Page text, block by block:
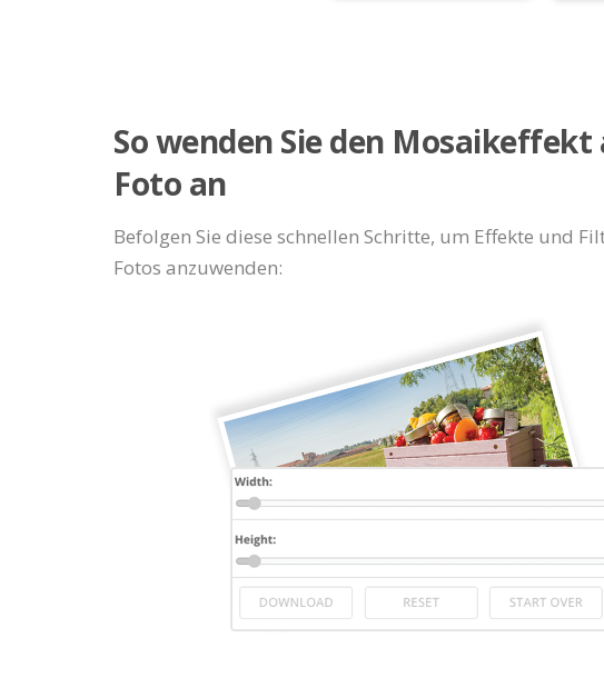
So wenden Sie den Mosaikeffekt
Foto an
Befolgen Sie diese schnellen Schritte, um Effekte und
Fotos anzuwenden: